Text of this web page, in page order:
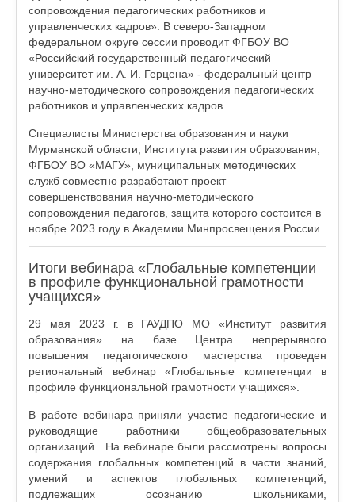
сопровождения педагогических работников и
управленческих кадров». В северо-Западном
федеральном округе сессии проводит ФГБОУ ВО
«Российский государственный педагогический
университет им. А. И. Герцена» - федеральный центр
научно-методического сопровождения педагогических
работников и управленческих кадров.
Специалисты Министерства образования и науки
Мурманской области, Института развития образования,
ФГБОУ ВО «МАГУ», муниципальных методических
служб совместно разработают проект
совершенствования научно-методического
сопровождения педагогов, защита которого состоится в
ноябре 2023 году в Академии Минпросвещения России.
Итоги вебинара «Глобальные компетенции
в профиле функциональной грамотности
учащихся»
29 мая 2023 г. в ГАУДПО МО «Институт развития
образования» на базе Центра непрерывного
повышения педагогического мастерства проведен
региональный вебинар «Глобальные компетенции в
профиле функциональной грамотности учащихся».
В работе вебинара приняли участие педагогические и
руководящие работники общеобразовательных
организаций. На вебинаре были рассмотрены вопросы
содержания глобальных компетенций в части знаний,
умений и аспектов глобальных компетенций,
подлежащих осознанию школьниками,